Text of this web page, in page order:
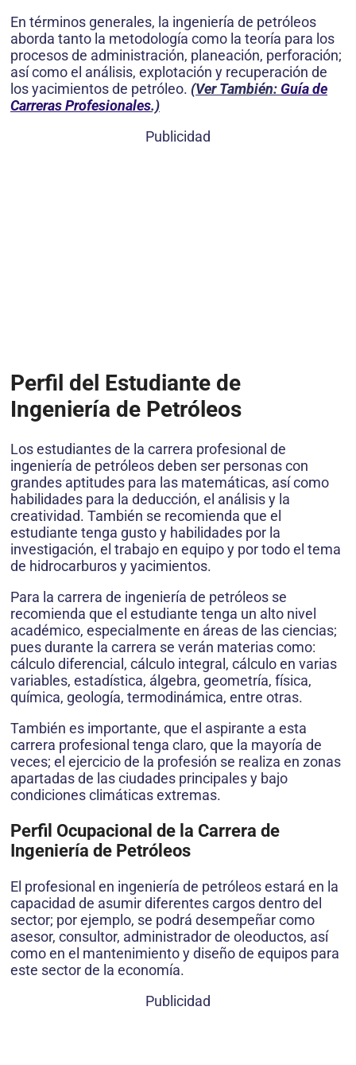
En términos generales, la ingeniería de petróleos
aborda tanto la metodología como la teoría para los
procesos de administración, planeación, perforación;
así como el análisis, explotación y recuperación de
los yacimientos de petróleo. (Ver También: Guía de
Carreras Profesionales.)
Publicidad
Perfil del Estudiante de
Ingeniería de Petróleos
Los estudiantes de la carrera profesional de
ingeniería de petróleos deben ser personas con
grandes aptitudes para las matemáticas, así como
habilidades para la deducción, el análisis y la
creatividad. También se recomienda que el
estudiante tenga gusto y habilidades por la
investigación, el trabajo en equipo y por todo el tema
de hidrocarburos y yacimientos.
Para la carrera de ingeniería de petróleos se
recomienda que el estudiante tenga un alto nivel
académico, especialmente en áreas de las ciencias;
pues durante la carrera se verán materias como:
cálculo diferencial, cálculo integral, cálculo en varias
variables, estadística, álgebra, geometría, física,
química, geología, termodinámica, entre otras.
También es importante, que el aspirante a esta
carrera profesional tenga claro, que la mayoría de
veces; el ejercicio de la profesión se realiza en zonas
apartadas de las ciudades principales y bajo
condiciones climáticas extremas.
Perfil Ocupacional de la Carrera de
Ingeniería de Petróleos
El profesional en ingeniería de petróleos estará en la
capacidad de asumir diferentes cargos dentro del
sector; por ejemplo, se podrá desempeñar como
asesor, consultor, administrador de oleoductos, así
como en el mantenimiento y diseño de equipos para
este sector de la economía.
Publicidad